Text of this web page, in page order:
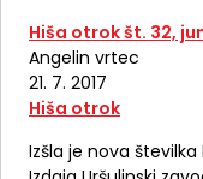
Hiša otrok št. 32,
Angelin vrtec
21. 7. 2017
Hiša otrok
Izšla je nova